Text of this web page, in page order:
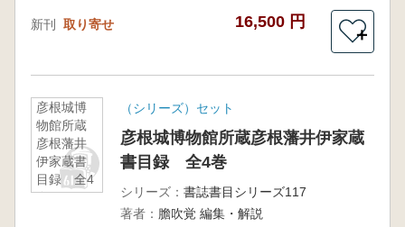
新刊 取り寄せ 16,500 円
＋
彦根城博
物館所蔵
彦根藩井
伊家蔵書
目録 全4
巻
（シリーズ）セット
彦根城博物館所蔵彦根藩井伊家蔵
書目録 全4巻
シリーズ： 書誌書目シリーズ117
著者： 膽吹覚 編集・解説